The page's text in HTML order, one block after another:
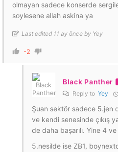
olmayan sadece konserde
soylesene allah askina ya
Last edited 11 ay önce by Yey
-2
Black Panther
Reply to Yey
Şuan sektör sadece 5.jen
ve kendi senesinde çıkış
de daha başarılı. Yine 4
5.nesilde ise ZB1,